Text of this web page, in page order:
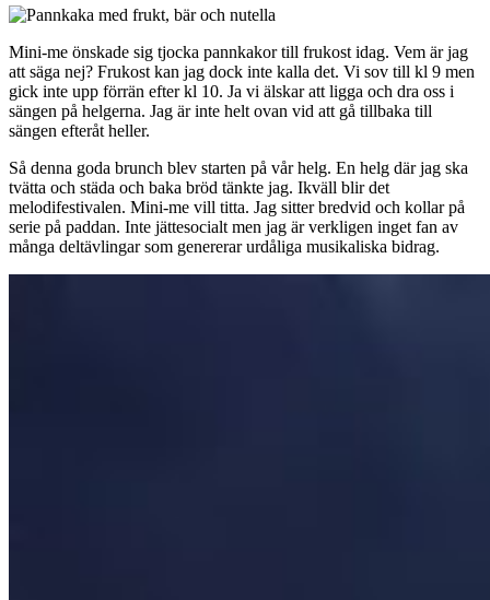
Mini-me önskade sig tjocka pannkakor till frukost idag. Vem är jag
att säga nej? Frukost kan jag dock inte kalla det. Vi sov till kl 9 men
gick inte upp förrän efter kl 10. Ja vi älskar att ligga och dra oss i
sängen på helgerna. Jag är inte helt ovan vid att gå tillbaka till
sängen efteråt heller.
Så denna goda brunch blev starten på vår helg. En helg där jag ska
tvätta och städa och baka bröd tänkte jag. Ikväll blir det
melodifestivalen. Mini-me vill titta. Jag sitter bredvid och kollar på
serie på paddan. Inte jättesocialt men jag är verkligen inget fan av
många deltävlingar som genererar urdåliga musikaliska bidrag.